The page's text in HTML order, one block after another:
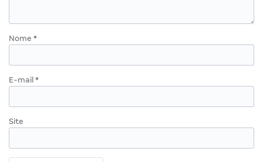
Nome *
E-mail *
Site